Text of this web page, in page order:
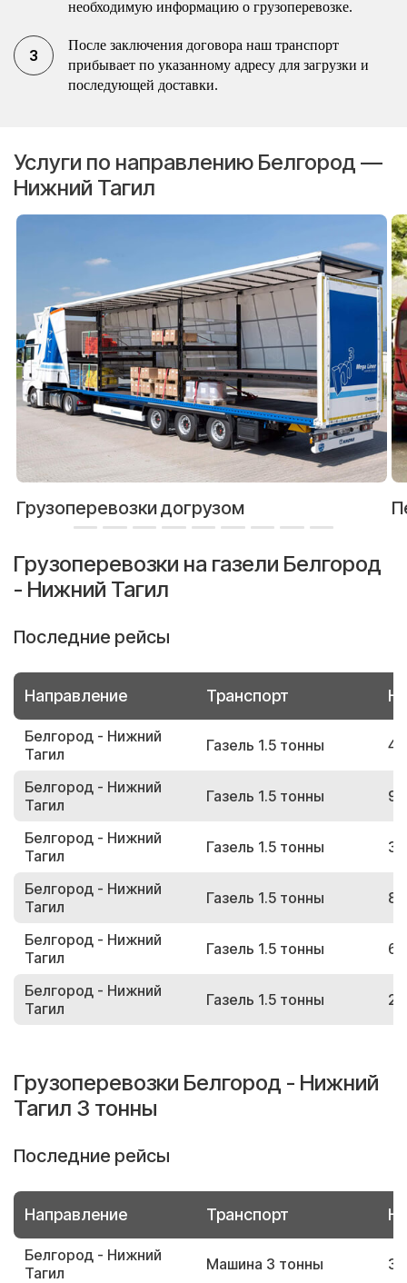
необходимую информацию о грузоперевозке.
После заключения договора наш транспорт
прибывает по указанному адресу для загрузки и
последующей доставки.
Услуги по направлению Белгород —
Нижний Тагил
Грузоперевозки догрузом
Грузоперевозки на газели Белгород
- Нижний Тагил
Последние рейсы
Направление Транспорт
Белгород - Нижний
Тагил
Газель 1.5 тонны
Белгород - Нижний
Тагил
Газель 1.5 тонны
Белгород - Нижний
Тагил
Газель 1.5 тонны
Белгород - Нижний
Тагил
Газель 1.5 тонны
Белгород - Нижний
Тагил
Газель 1.5 тонны
Белгород - Нижний
Тагил
Газель 1.5 тонны
Грузоперевозки Белгород - Нижний
Тагил 3 тонны
Последние рейсы
Направление Транспорт
Белгород - Нижний
Тагил
Машина 3 тонны